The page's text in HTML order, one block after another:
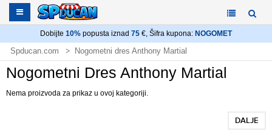
Dobijte 10% popusta iznad 75 €, Šifra kupona: NOGOMET
Spducan.com Nogometni dres Anthony Martial
Nogometni Dres Anthony Martial
Nema proizvoda za prikaz u ovoj kategoriji.
DALJE